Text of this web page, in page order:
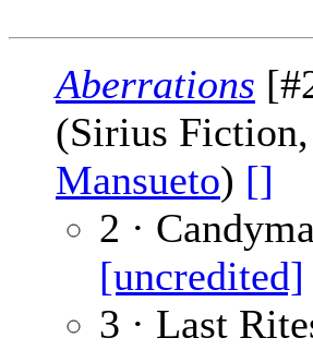
Aberrations
(Sirius
Mansueto) []
2 ·
[uncredited]
3 · Last